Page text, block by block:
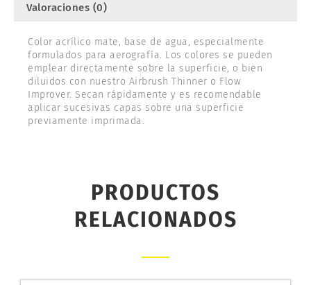
Valoraciones (0)
Color acrílico mate, base de agua, especialmente
formulados para aerografía. Los colores se pueden
emplear directamente sobre la superficie, o bien
diluidos con nuestro Airbrush Thinner o Flow
Improver. Secan rápidamente y es recomendable
aplicar sucesivas capas sobre una superficie
previamente imprimada.
PRODUCTOS
RELACIONADOS